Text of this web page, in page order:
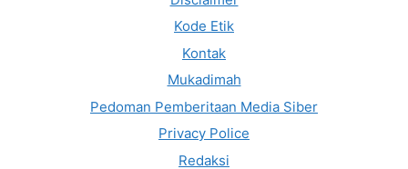
Kode Etik
Kontak
Mukadimah
Pedoman Pemberitaan Media Siber
Privacy Police
Redaksi